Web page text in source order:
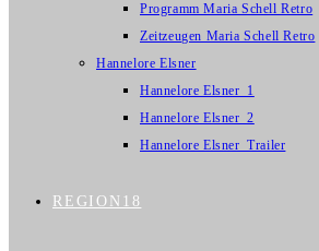
Programm Maria Schell Retro
Zeitzeugen Maria Schell Retro
Hannelore Elsner
Hannelore Elsner_1
Hannelore Elsner_2
Hannelore Elsner_Trailer
REGION18